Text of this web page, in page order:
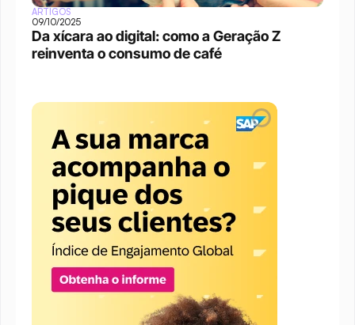
ARTIGOS
09/10/2025
Da xícara ao digital: como a Geração Z
reinventa o consumo de café